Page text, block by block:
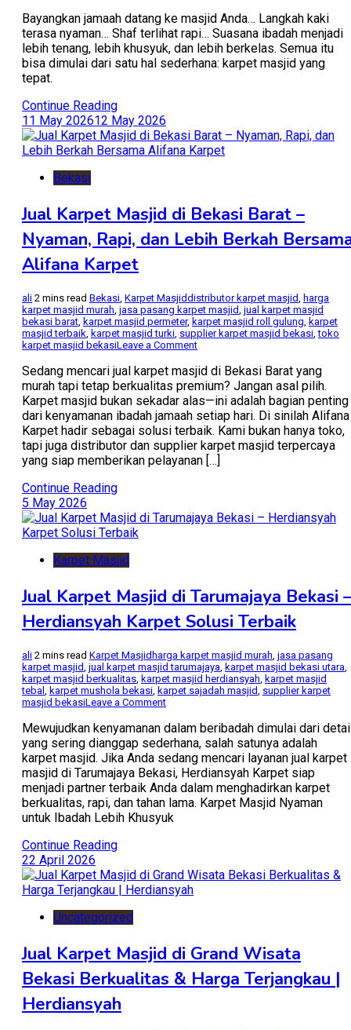
9518-
8008
Jual
Karpet
Masjid
Bayangkan jamaah datang ke masjid Anda… Langkah kaki
terasa nyaman… Shaf terlihat rapi… Suasana ibadah menjadi
lebih tenang, lebih khusyuk, dan lebih berkelas. Semua itu
bisa dimulai dari satu hal sederhana: karpet masjid yang
tepat.
Continue Reading
11 May 202612 May 2026
Bekasi
Jual Karpet Masjid di Bekasi Barat –
Nyaman, Rapi, dan Lebih Berkah
Alifana Karpet
ali 2 mins read Bekasi, Karpet Masjiddistributor karpet masjid, harga
karpet masjid murah, jasa pasang karpet masjid, jual karpet masjid
bekasi barat, karpet masjid permeter, karpet masjid roll gulung, karpet
masjid terbaik, karpet masjid turki, supplier karpet masjid bekasi,toko
karpet masjid bekasiLeave a Commenton
Karpet
Masjid
di
Bekasi
Barat
–
Nyaman,
Rapi,
dan
Karpet
Sedang mencari jual karpet masjid di Bekasi Barat yang
murah tapi tetap berkualitas premium? Jangan asal pilih.
Karpet masjid bukan sekadar alas—ini adalah bagian penting
dari kenyamanan ibadah jamaah setiap hari. Di sinilah Alifana
Karpet hadir sebagai solusi terbaik. Kami bukan hanya toko,
tapi juga distributor dan supplier karpet masjid terpercaya
yang siap memberikan pelayanan […]
Continue Reading
5 May 2026
Karpet Masjid
Jual Karpet Masjid di Tarumajaya Bekasi –
Herdiansyah Karpet Solusi Terbaik
ali 2 mins read Karpet Masjid harga karpet masjid murah, jasa pasang
karpet masjid, jual karpet masjid tarumajaya, karpet masjid bekasi utara,
karpet masjid berkualitas, karpet masjid herdiansyah, karpet masjid
tebal , karpet mushola bekasi, karpet sajadah masjid, supplier karpet
masjid bekasiLeave a Commenton
Karpet
Masjid
di
Tarumajaya
Bekasi
–
Herdiansyah
Karpet
Solusi
Mewujudkan kenyamanan dalam beribadah dimulai dari
yang sering dianggap sederhana, salah satunya adalah
karpet masjid. Jika Anda sedang mencari layanan jual karpet
masjid di Tarumajaya Bekasi, Herdiansyah Karpet siap
menjadi partner terbaik Anda dalam menghadirkan karpet
berkualitas, rapi, dan tahan lama. Karpet Masjid Nyaman
untuk Ibadah Lebih Khusyuk
Continue Reading
22 April 2026
Uncategorized
Jual Karpet Masjid di Grand Wisata
Bekasi Berkualitas & Harga Terjangkau |
Herdiansyah